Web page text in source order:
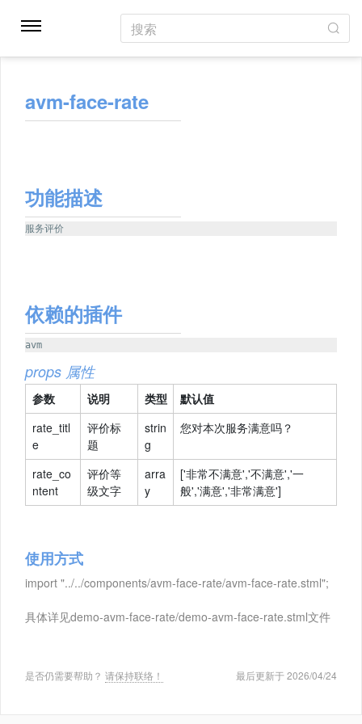
搜索
avm-face-rate
功能描述
服务评价
依赖的插件
avm
props 属性
参数 说明 类型
默认值
rate_titl
e
评价标
题
strin
g
您对本次服务满意吗？
rate_co
ntent
评价等
级文字
arra
y
['非常不满意','不满意','一
般','满意','非常满意']
使用方式
import "../../components/avm-face-rate/avm-face-rate.stml";
具体详见demo-avm-face-rate/demo-avm-face-rate.stml文件
是否仍需要帮助？ 请保持联络！ 最后更新于 2026/04/24